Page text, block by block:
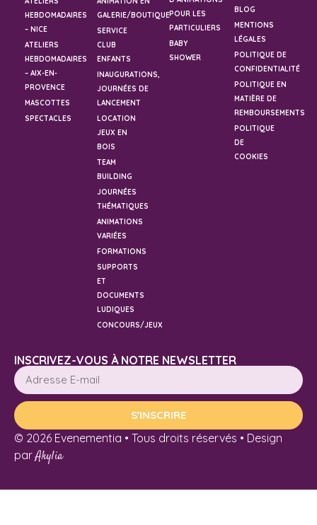
HEBDOMADAIRES
– NICE
ATELIERS
HEBDOMADAIRES
– AIX-EN-
PROVENCE
MASCOTTES
SPECTACLES
GALERIE/BOUTIQUE
SERVICE
CLUB
ENFANTS
INAUGURATIONS,
JOURNÉES DE
LANCEMENT
LOCATION
JEUX EN
BOIS
TEAM
BUILDING
JOURNÉES
THÉMATIQUES
ANIMATIONS
VARIÉES
FORMATIONS
SUPPORTS
ET
DOCUMENTS
LUDIQUES
CONCOURS/JEUX
POUR LES
PARTICULIERS
BABY
SHOWER
BLOG
MENTIONS
LÉGALES
POLITIQUE DE
CONFIDENTIALITÉ
POLITIQUE EN
MATIÈRE DE
REMBOURSEMENTS
POLITIQUE
DE
COOKIES
INSCRIVEZ-VOUS À NOTRE NEWSLETTER
S'INSCRIRE
© 2026 Evenementia • Tous droits réservés • Design
parAkylia